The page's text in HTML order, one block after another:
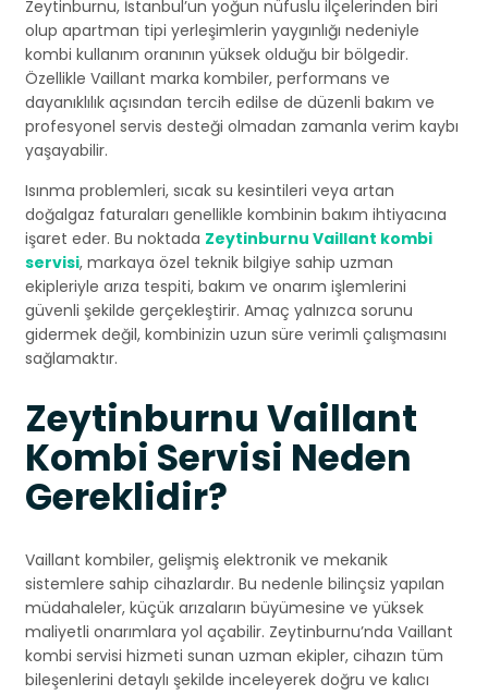
Zeytinburnu, İstanbul’un yoğun nüfuslu ilçelerinden biri
olup apartman tipi yerleşimlerin yaygınlığı nedeniyle
kombi kullanım oranının yüksek olduğu bir bölgedir.
Özellikle Vaillant marka kombiler, performans ve
dayanıklılık açısından tercih edilse de düzenli bakım ve
profesyonel servis desteği olmadan zamanla verim kaybı
yaşayabilir.
Isınma problemleri, sıcak su kesintileri veya artan
doğalgaz faturaları genellikle kombinin bakım ihtiyacına
işaret eder. Bu noktada Zeytinburnu Vaillant kombi
servisi, markaya özel teknik bilgiye sahip uzman
ekipleriyle arıza tespiti, bakım ve onarım işlemlerini
güvenli şekilde gerçekleştirir. Amaç yalnızca sorunu
gidermek değil, kombinizin uzun süre verimli çalışmasını
sağlamaktır.
Zeytinburnu Vaillant
Kombi Servisi Neden
Gereklidir?
Vaillant kombiler, gelişmiş elektronik ve mekanik
sistemlere sahip cihazlardır. Bu nedenle bilinçsiz yapılan
müdahaleler, küçük arızaların büyümesine ve yüksek
maliyetli onarımlara yol açabilir. Zeytinburnu’nda Vaillant
kombi servisi hizmeti sunan uzman ekipler, cihazın tüm
bileşenlerini detaylı şekilde inceleyerek doğru ve kalıcı